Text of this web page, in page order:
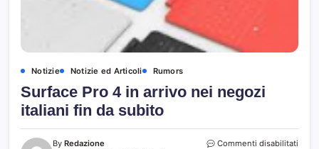
Notizie Notizie ed Articoli Rumors
Surface Pro 4 in arrivo nei negozi
italiani fin da subito
By Redazione
Commenti disabilitati